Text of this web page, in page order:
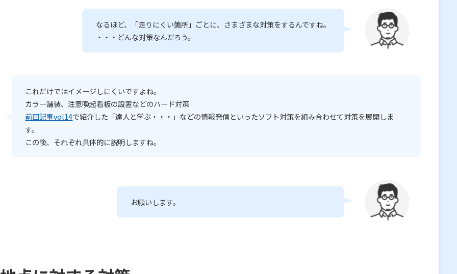
なるほど、
「走りにくい箇所」ごとに、さまざまな対策をするんですね。
・・・どんな対策なんだろう。
これだけではイメージしにくいですよね。
カラー舗装、注意喚起看板の設置などのハード対策
前回記事vol14で紹介した「達人と学ぶ・・・」などの情報発信といったソフト対策を組み合わせて対策を展開しま
す。
この後、それぞれ具体的に説明しますね。
お願いします。